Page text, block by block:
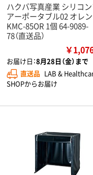
ハクバ写真産業 シリコ
アーポータブル02 オレ
KMC-85OR 1個 64-9089-
78（直送品）
￥
お届け日：8月28日（金）まで
直送品 LAB &
SHOPからお届け